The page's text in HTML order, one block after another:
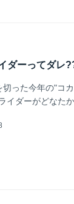
ダーってダレ
った今年の"コ
イダーがどなた